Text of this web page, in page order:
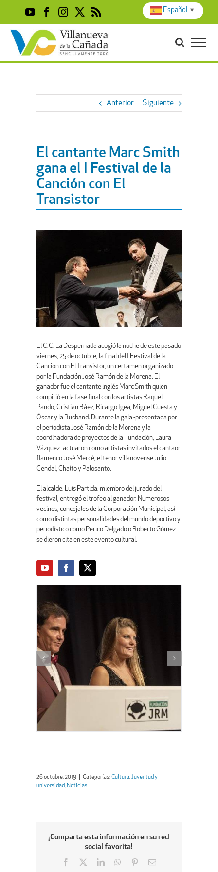
content
YouTubeFacebook
Instagram
X Rss
Anterior Siguiente
El cantante Marc Smith
gana el I Festival de la
Canción con El
Transistor
El C.C. La Despernada acogió la noche de este pasado
viernes, 25 de octubre, la final del I Festival de la
Canción con El Transistor, un certamen organizado
por la Fundación José Ramón de la Morena. El
ganador fue el cantante inglés Marc Smith quien
compitió en la fase final con los artistas Raquel
Pando, Cristian Báez, Ricargo Igea, Miguel Cuesta y
Óscar y la Busband. Durante la gala -presentada por
el periodista José Ramón de la Morena y la
coordinadora de proyectos de la Fundación, Laura
Vázquez- actuaron como artistas invitados el cantaor
flamenco José Mercé, el tenor villanovense Julio
Cendal, Chaíto y Palosanto.
El alcalde, Luis Partida, miembro del jurado del
festival, entregó el trofeo al ganador. Numerosos
vecinos, concejales de la Corporación Municipal, así
como distintas personalidades del mundo deportivo y
periodístico como Perico Delgado o Roberto Gómez
se dieron cita en este evento cultural.
26 octubre, 2019 Categorías:Cultura,Juventud y
universidad, Noticias
¡Comparta esta información en su red
social favorita!
Facebook
LinkedInWhatsApp
PinterestEmail
Español ▼